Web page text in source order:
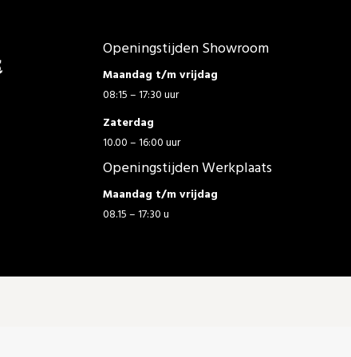
Openingstijden Showroom
Maandag t/m vrijdag
08:15 – 17:30 uur
Zaterdag
10.00 – 16:00 uur
Openingstijden Werkplaats
Maandag t/m vrijdag
08.15 – 17:30 u